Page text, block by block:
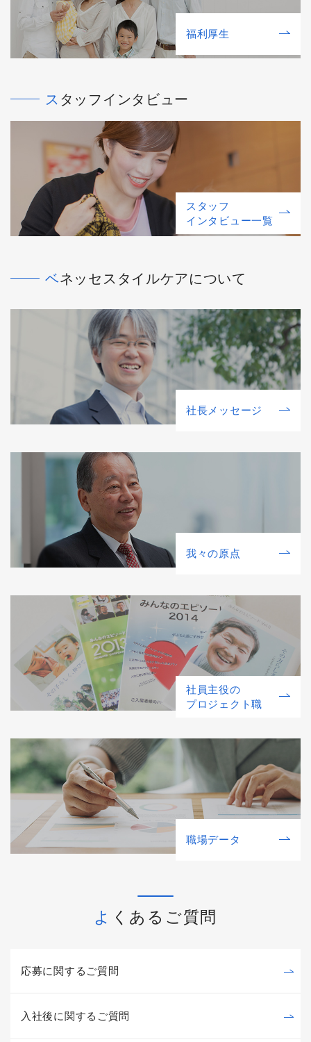
福利厚⽣
スタッフインタビュー
スタッフ
インタビュー一覧
ベネッセスタイルケアについて
社⻑メッセージ
我々の原点
社員主役の
プロジェクト職
職場データ
よくあるご質問
応募に関するご質問
入社後に関するご質問